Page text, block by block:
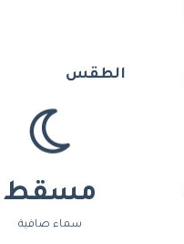
الطقس
مسقط
سماء صافية